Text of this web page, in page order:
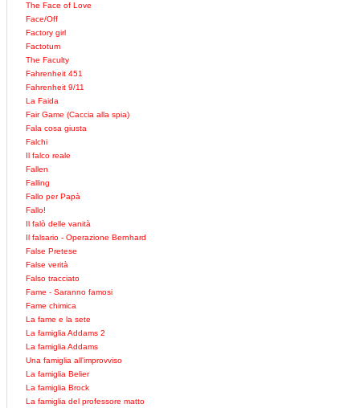
The Face of Love
Face/Off
Factory girl
Factotum
The Faculty
Fahrenheit 451
Fahrenheit 9/11
La Faida
Fair Game (Caccia alla spia)
Fala cosa giusta
Falchi
Il falco reale
Fallen
Falling
Fallo per Papà
Fallo!
Il falò delle vanità
Il falsario - Operazione Bernhard
False Pretese
False verità
Falso tracciato
Fame - Saranno famosi
Fame chimica
La fame e la sete
La famiglia Addams 2
La famiglia Addams
Una famiglia all'improvviso
La famiglia Belier
La famiglia Brock
La famiglia del professore matto